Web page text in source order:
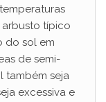
arbusto típico
do sol em
de semi-
também seja
excessiva e